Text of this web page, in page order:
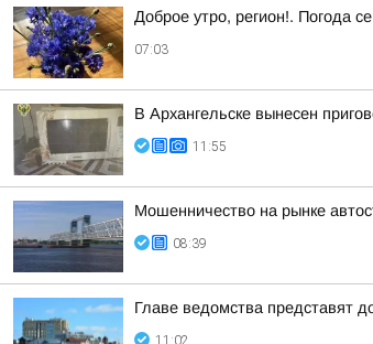
Доброе утро, регион!. Погода
07:03
В Архангельске вынесен
11:55
Мошенничество на рынке
08:39
Главе ведомства представят
11:02